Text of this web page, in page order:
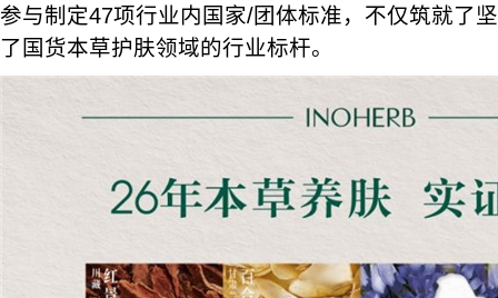
参与制定47项行业内国家/团体标准，不仅筑就了
了国货本草护肤领域的行业标杆。